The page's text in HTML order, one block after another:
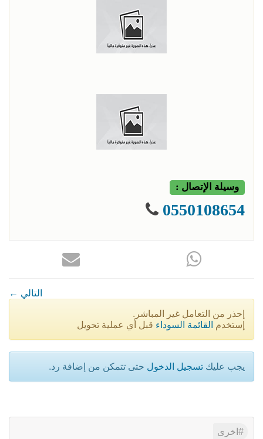
وسيلة الإتصال :
0550108654
← التالي
إحذر من التعامل غير المباشر.
إستخدم القائمة السوداء قبل أي عملية تحويل
يجب عليك تسجيل الدخول حتى تتمكن من إضافة رد.
اخرى